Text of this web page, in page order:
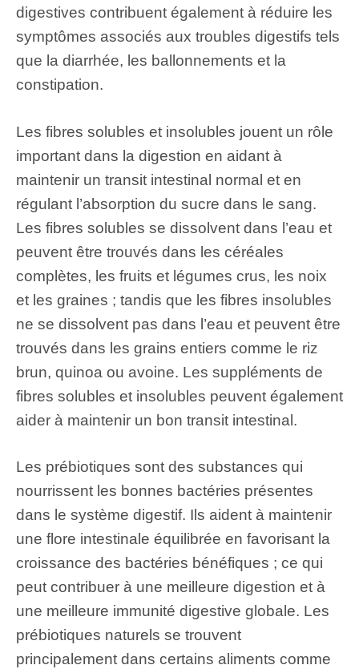
digestives contribuent également à réduire les
symptômes associés aux troubles digestifs tels
que la diarrhée, les ballonnements et la
constipation.
Les fibres solubles et insolubles jouent un rôle
important dans la digestion en aidant à
maintenir un transit intestinal normal et en
régulant l’absorption du sucre dans le sang.
Les fibres solubles se dissolvent dans l’eau et
peuvent être trouvés dans les céréales
complètes, les fruits et légumes crus, les noix
et les graines ; tandis que les fibres insolubles
ne se dissolvent pas dans l’eau et peuvent être
trouvés dans les grains entiers comme le riz
brun, quinoa ou avoine. Les suppléments de
fibres solubles et insolubles peuvent également
aider à maintenir un bon transit intestinal.
Les prébiotiques sont des substances qui
nourrissent les bonnes bactéries présentes
dans le système digestif. Ils aident à maintenir
une flore intestinale équilibrée en favorisant la
croissance des bactéries bénéfiques ; ce qui
peut contribuer à une meilleure digestion et à
une meilleure immunité digestive globale. Les
prébiotiques naturels se trouvent
principalement dans certains aliments comme